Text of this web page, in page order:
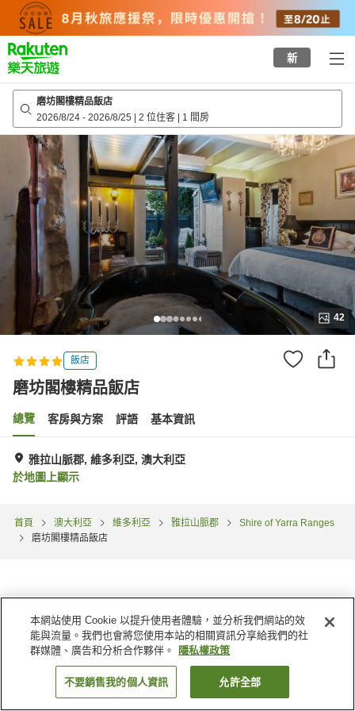
top
page
新
磨坊閣樓精品飯店
2026/8/24 - 2026/8/25 | 2 位住客 | 1 間房
42
飯店
磨坊閣樓精品飯店
總覽 客房與方案 評語 基本資訊
雅拉山脈郡, 維多利亞, 澳大利亞
於地圖上顯示
首頁 澳大利亞 維多利亞 雅拉山脈郡
Shire of Yarra Ranges
磨坊閣樓精品飯店
找客房
本網站使用 Cookie 以提升使用者體驗，並分析我們網站的效
能與流量。我們也會將您使用本站的相關資訊分享給我們的社
群媒體、廣告和分析合作夥伴。
隱私權政策
不要銷售我的個人資訊 允許全部